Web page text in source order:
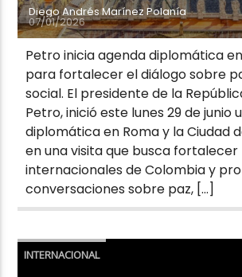
Diego Andrés Marínez Polanía
07/01/2026
Petro inicia agenda diplomática
para fortalecer el diálogo sobre
social. El presidente de la
Petro, inició este lunes 29 de junio
diplomática en Roma y la Ciudad
en una visita que busca fortalecer
internacionales de Colombia y
conversaciones sobre paz, […]
INTERNACIONAL